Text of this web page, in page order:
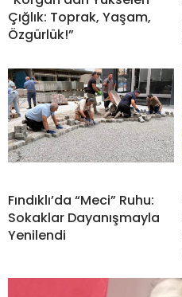
Çığlık: Toprak, Yaşam,
Özgürlük!”
Fındıklı’da “Meci” Ruhu:
Sokaklar Dayanışmayla
Yenilendi